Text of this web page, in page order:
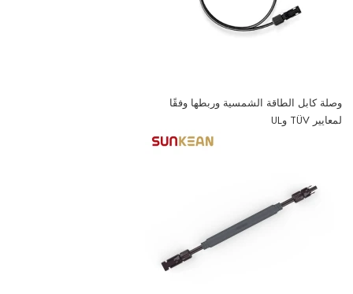
وصلة كابل الطاقة الشمسية وربطها وفقًا
لمعايير TÜV وUL